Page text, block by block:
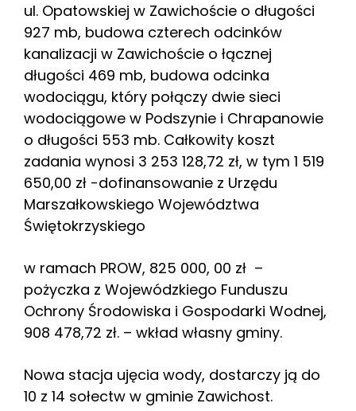
ul. Opatowskiej w Zawichoście o długości
927 mb, budowa czterech odcinków
kanalizacji w Zawichoście o łącznej
długości 469 mb, budowa odcinka
wodociągu, który połączy dwie sieci
wodociągowe w Podszynie i Chrapanowie
o długości 553 mb. Całkowity koszt
zadania wynosi 3 253 128,72 zł, w tym 1 519
650,00 zł -dofinansowanie z Urzędu
Marszałkowskiego Województwa
Świętokrzyskiego
w ramach PROW, 825 000, 00 zł –
pożyczka z Wojewódzkiego Funduszu
Ochrony Środowiska i Gospodarki Wodnej,
908 478,72 zł. – wkład własny gminy.
Nowa stacja ujęcia wody, dostarczy ją do
10 z 14 sołectw w gminie Zawichost.